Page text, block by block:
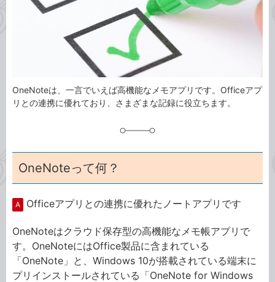
OneNoteは、一言でいえば高機能なメモアプリです。Officeアプ
リとの連携に優れており、さまざまな記録に役立ちます。
OneNoteって何？
A Officeアプリとの連携に優れたノートアプリです
OneNoteはクラウド保存型の高機能なメモ帳アプリで
す。OneNoteにはOffice製品に含まれている
「OneNote」と、Windows 10が搭載されている端末に
プリインストールされている「OneNote for Windows